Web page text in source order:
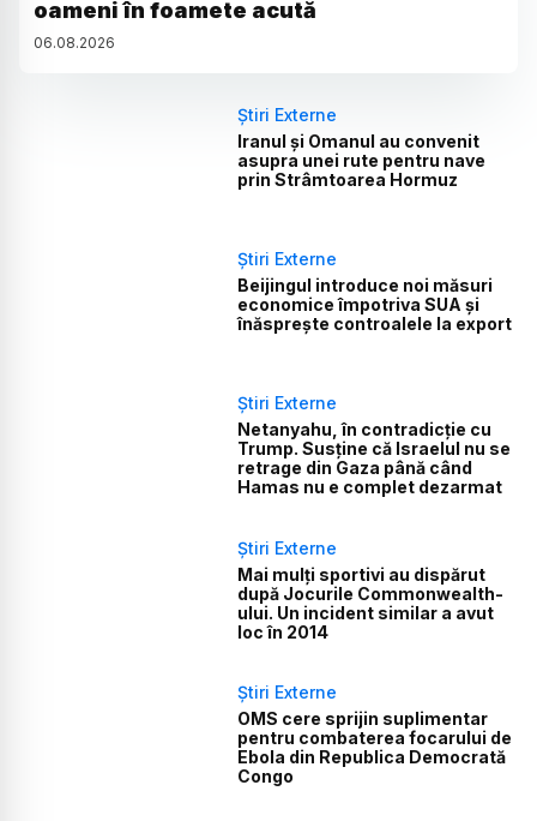
oameni în foamete acută
06.08.2026
Știri Externe
Iranul și Omanul au convenit
asupra unei rute pentru nave
prin Strâmtoarea Hormuz
Știri Externe
Beijingul introduce noi măsuri
economice împotriva SUA și
înăsprește controalele la export
Știri Externe
Netanyahu, în contradicție cu
Trump. Susține că Israelul nu se
retrage din Gaza până când
Hamas nu e complet dezarmat
Știri Externe
Mai mulți sportivi au dispărut
după Jocurile Commonwealth-
ului. Un incident similar a avut
loc în 2014
Știri Externe
OMS cere sprijin suplimentar
pentru combaterea focarului de
Ebola din Republica Democrată
Congo